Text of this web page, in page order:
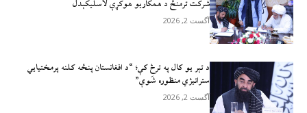
شرکت ترمنځ د همکاریو هوکړې لاسلیکېدل
آگست 2, 2026
د تېر يو کال په ترڅ کې؛ “د افغانستان پنځه کلنه پرمختیايي
ستراتیژي منظوره شَوې”
آگست 2, 2026